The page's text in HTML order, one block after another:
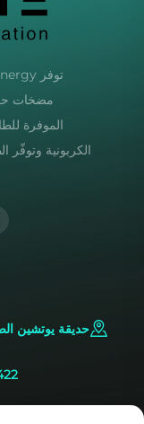
مضخات
الموفرة
حديقة يوتشين